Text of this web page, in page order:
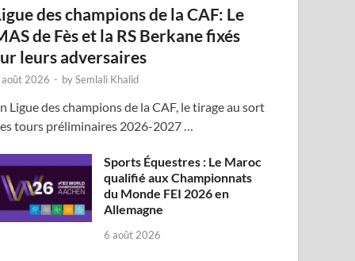
des champions de la CAF: Le
de Fès et la RS Berkane fixés
leurs adversaires
2026 - bySemlali Khalid
Ligue des champions de la CAF, le tirage au sort
tours préliminaires 2026-2027 …
Sports Équestres : Le Maroc
qualifié aux Championnats
du Monde FEI 2026 en
Allemagne
6 août 2026